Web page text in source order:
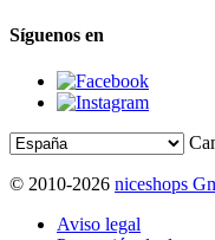
Síguenos en
© 2010-2026 niceshops
Aviso legal